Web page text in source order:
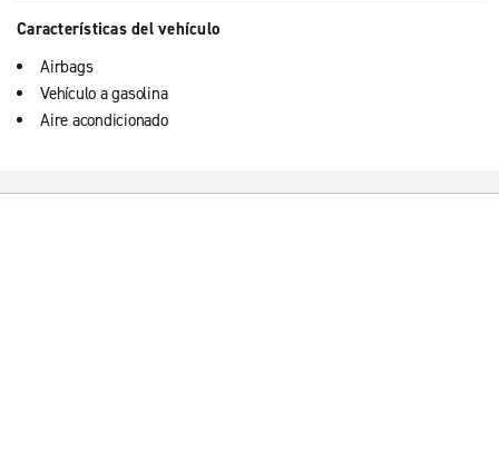
Características del vehículo
Airbags
Vehículo a gasolina
Aire acondicionado